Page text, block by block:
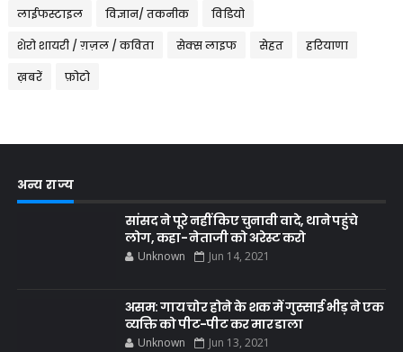
लाईफस्टाइल विज्ञान/ तकनीक विडियो
शेरो शायरी / ग़ज़ल / कविता सेक्स लाइफ सेहत हरियाणा
ख़बरें फ़ोटो
अन्य राज्य
सांसद ने पूरे नहीं किए चुनावी वादे, थाने पहुंचे
लोग, कहा- नेताजी को अरेस्ट करो
Unknown Jun 14, 2021
असम: गाय चोर होने के शक में गुस्साई भीड़ ने एक
व्यक्ति को पीट-पीट कर मार डाला
Unknown Jun 13, 2021